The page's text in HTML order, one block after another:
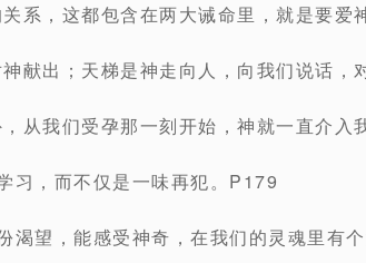
系，这都包含在两大诫命里，就是要爱
献出；天梯是神走向人，向我们说话，
从我们受孕那一刻开始，神就一直介入
习，而不仅是一味再犯。P179
渴望，能感受神奇，在我们的灵魂里有